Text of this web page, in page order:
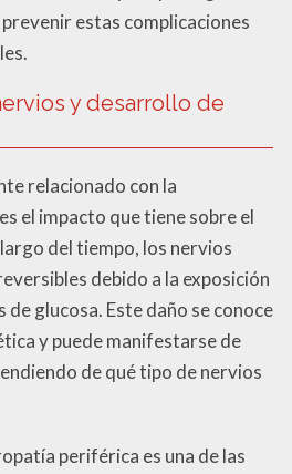
estas complicaciones
y desarrollo de
relacionado con la
el impacto que tiene sobre el
del tiempo, los nervios
debido a la exposición
glucosa. Este daño se conoce
y puede manifestarse de
de qué tipo de nervios
periférica es una de las